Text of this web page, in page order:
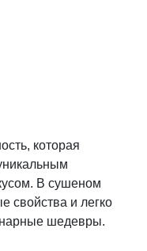
которая
В сушеном
свойства и легко
шедевры.